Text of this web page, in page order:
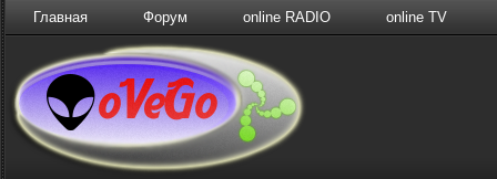
Главная Форум online RADIO online TV